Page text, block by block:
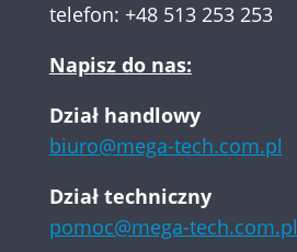
telefon: +48 513 253 253
Napisz do nas:
Dział handlowy
biuro@mega-tech.com.pl
Dział techniczny
pomoc@mega-tech.com.pl